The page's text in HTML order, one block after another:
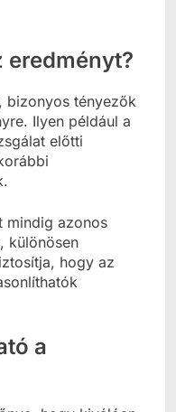
eredményt?
bizonyos tényezők
Ilyen például a
előtti
mindig azonos
különösen
hogy az
a